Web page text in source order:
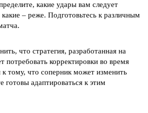
какие удары вам следует
– реже. Подготовьтесь к различным
что стратегия, разработанная на
потребовать корректировки во время
к тому, что соперник может изменить
готовы адаптироваться к этим